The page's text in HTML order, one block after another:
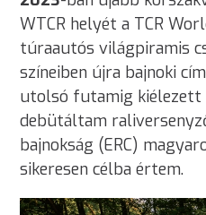
WTCR helyét a TCR
túraautós világpiramis
színeiben újra bajnoki
utolsó futamig kiélezett
debütáltam
bajnokság (ERC)
sikeresen célba értem.